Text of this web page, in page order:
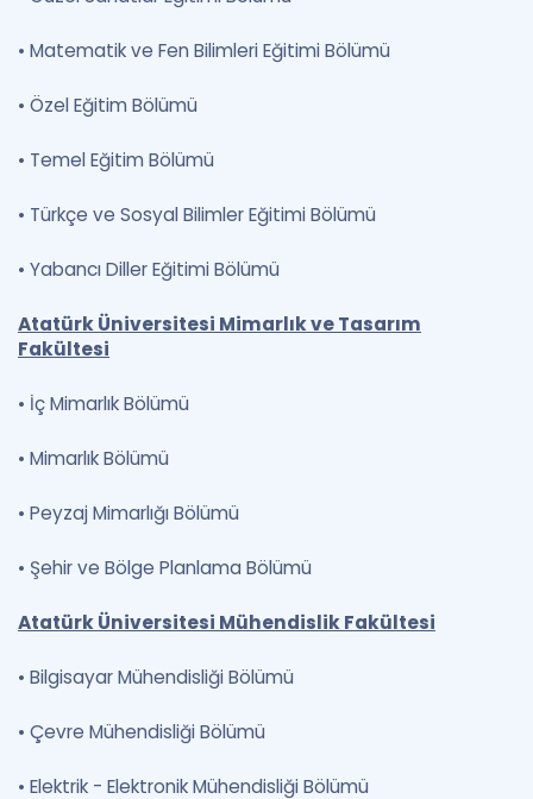
• Matematik ve Fen Bilimleri Eğitimi Bölümü
• Özel Eğitim Bölümü
• Temel Eğitim Bölümü
• Türkçe ve Sosyal Bilimler Eğitimi Bölümü
• Yabancı Diller Eğitimi Bölümü
Atatürk Üniversitesi Mimarlık ve Tasarım
Fakültesi
• İç Mimarlık Bölümü
• Mimarlık Bölümü
• Peyzaj Mimarlığı Bölümü
• Şehir ve Bölge Planlama Bölümü
Atatürk Üniversitesi Mühendislik Fakültesi
• Bilgisayar Mühendisliği Bölümü
• Çevre Mühendisliği Bölümü
• Elektrik - Elektronik Mühendisliği Bölümü